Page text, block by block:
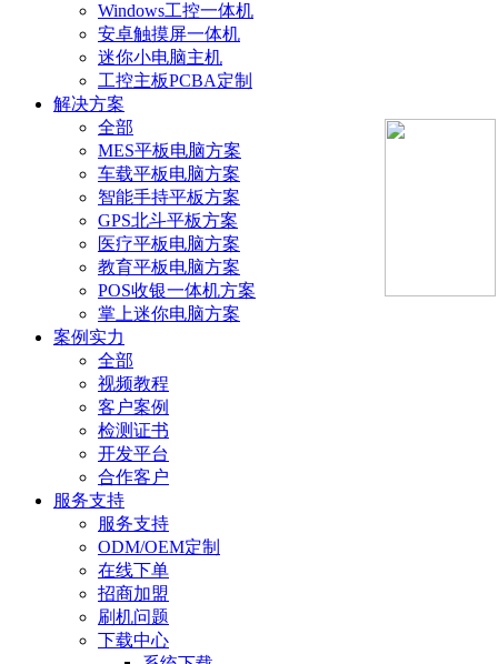
Windows工控一体机
安卓触摸屏一体机
迷你小电脑主机
工控主板PCBA定制
解决方案
全部
MES平板电脑方案
车载平板电脑方案
智能手持平板方案
GPS北斗平板方案
医疗平板电脑方案
教育平板电脑方案
POS收银一体机方案
掌上迷你电脑方案
案例实力
全部
视频教程
客户案例
检测证书
开发平台
合作客户
服务支持
服务支持
ODM/OEM定制
在线下单
招商加盟
刷机问题
下载中心